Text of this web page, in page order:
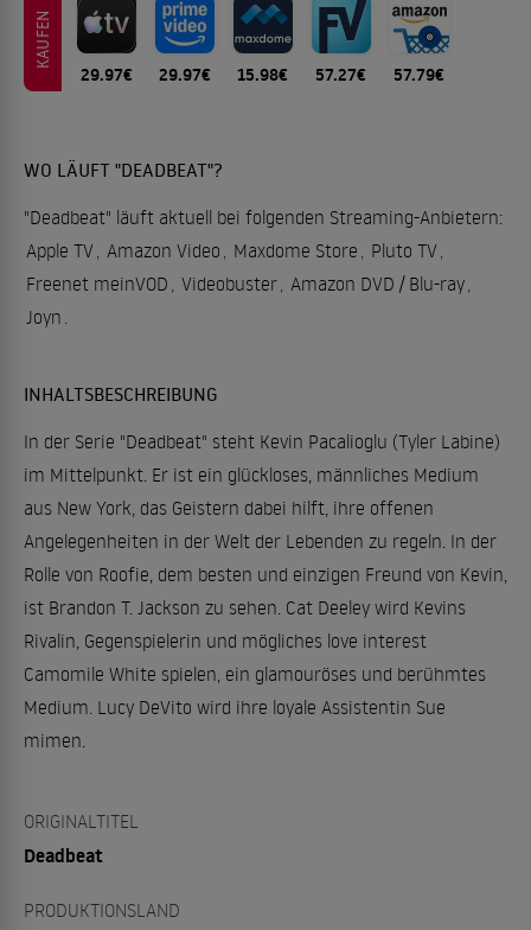
KAUFEN
29.97€ 29.97€ 15.98€ 57.27€ 57.79€
WO LÄUFT "DEADBEAT"?
"Deadbeat" läuft aktuell bei folgenden Streaming-Anbietern:
Apple TV, Amazon Video , Maxdome Store , Pluto TV,
Freenet meinVOD , Videobuster, Amazon DVD / Blu-ray,
Joyn .
INHALTSBESCHREIBUNG
In der Serie "Deadbeat" steht Kevin Pacalioglu (Tyler Labine)
im Mittelpunkt. Er ist ein glückloses, männliches Medium
aus New York, das Geistern dabei hilft, ihre offenen
Angelegenheiten in der Welt der Lebenden zu regeln. In der
Rolle von Roofie, dem besten und einzigen Freund von Kevin,
ist Brandon T. Jackson zu sehen. Cat Deeley wird Kevins
Rivalin, Gegenspielerin und mögliches love interest
Camomile White spielen, ein glamouröses und berühmtes
Medium. Lucy DeVito wird ihre loyale Assistentin Sue
mimen.
ORIGINALTITEL
Deadbeat
PRODUKTIONSLAND